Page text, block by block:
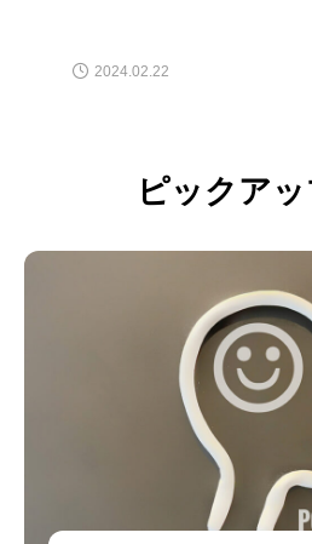
2024.02.22
ピックア